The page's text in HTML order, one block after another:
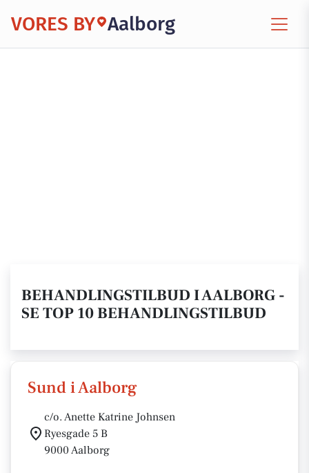
VORES BY Aalborg
BEHANDLINGSTILBUD I AALBORG -
SE TOP 10 BEHANDLINGSTILBUD
Sund i Aalborg
c/o. Anette Katrine Johnsen
Ryesgade 5 B
9000 Aalborg